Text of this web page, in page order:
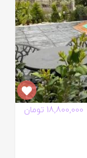
18,800,000 تومان